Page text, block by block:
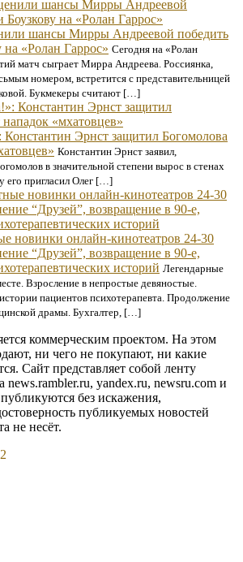
шансы Мирры Андреевой победить
«Ролан Гаррос» Сегодня на «Ролан
матч сыграет Мирра Андреева. Россиянка,
номером, встретится с представительницей
Букмекеры считают […]
Константин Эрнст защитил Богомолова
Константин Эрнст заявил,
в значительной степени вырос в стенах
его пригласил Олег […]
новинки онлайн-кинотеатров 24-30
“Друзей”, возвращение в 90-е,
историй Легендарные
Взросление в непростые девяностые.
пациентов психотерапевта. Продолжение
драмы. Бухгалтер, […]
коммерческим проектом. На этом
ни чего не покупают, ни какие
Сайт представляет собой ленту
news.rambler.ru, yandex.ru, newsru.com и
без искажения,
публикуемых новостей
не несёт.